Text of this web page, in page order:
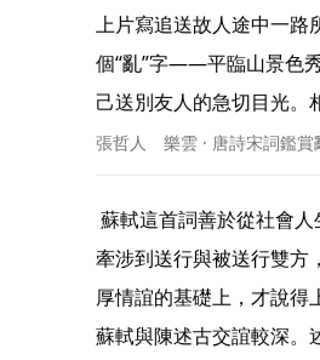
上片寫追送故人途中一路
個“亂”字——平臨山景色
己送別友人的急切目光。
張哲人 樂雲 · 唐詩宋詞鑑賞
牽涉到送行與被送行雙方
厚情誼的基礎上，才說得
蘇軾與陳述古交誼較深。